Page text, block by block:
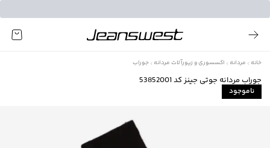
خانه مردانه اکسسوری و زیورآلات مردانه جوراب
جوراب مردانه جوتی جینز کد 53852001
ناموجود